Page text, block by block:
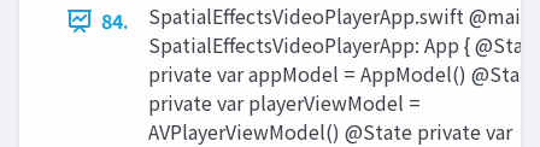
84.
SpatialEffectsVideoPlayerApp.swift
SpatialEffectsVideoPlayerApp: App {
private var appModel = AppModel() @State
private var playerViewModel =
AVPlayerViewModel() @State private var